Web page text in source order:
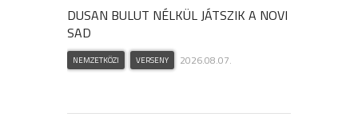
DUSAN BULUT NÉLKÜL JÁTSZIK A NOVI
SAD
NEMZETKÖZI VERSENY 2026.08.07.